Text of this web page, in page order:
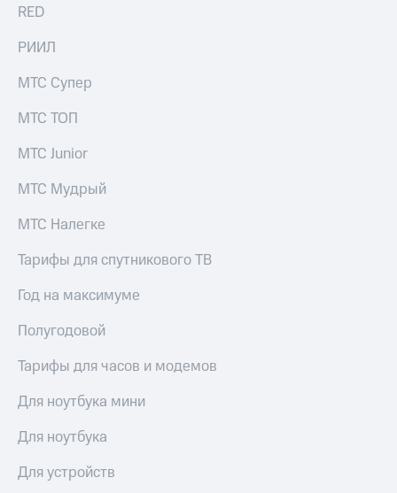
выкупа
Дивиденды
облигаций
Описание
Уведомление
погашении
облигаций
Другое
Реквизиты
Контакты
развитие
деловая этика
На главную
RED
РИИЛ
МТС Супер
МТС ТОП
МТС Junior
МТС Мудрый
МТС Налегке
Тарифы для спутникового ТВ
Год на максимуме
Полугодовой
Тарифы для часов и модемов
Для ноутбука мини
Для ноутбука
Для устройств